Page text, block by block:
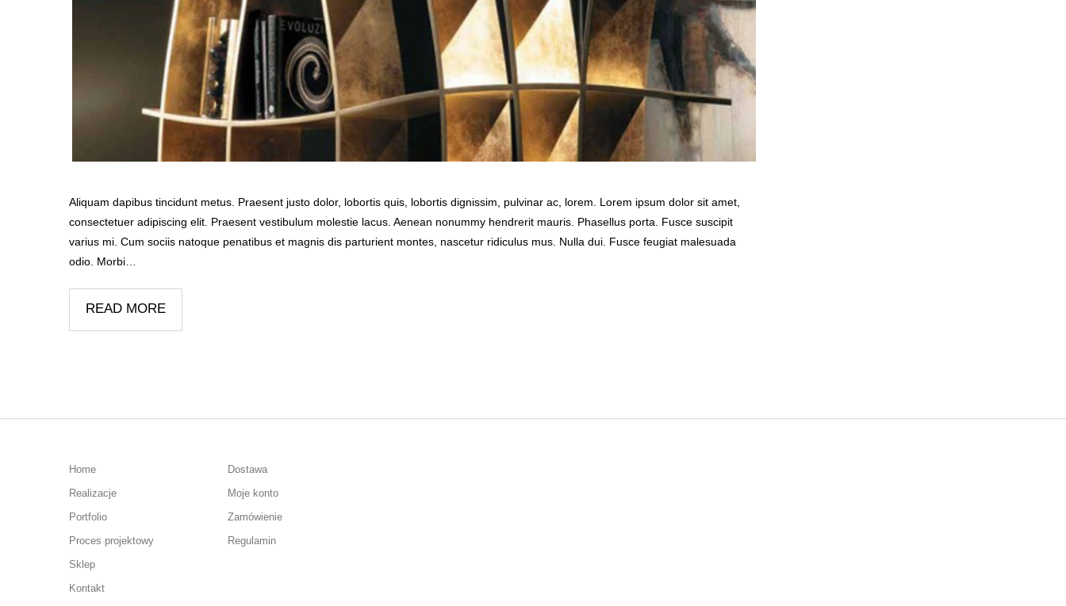
Aliquam dapibus tincidunt metus. Praesent justo dolor, lobortis quis, lobortis dignissim, pulvinar ac, lorem. Lorem ipsum dolor sit amet,
consectetuer adipiscing elit. Praesent vestibulum molestie lacus. Aenean nonummy hendrerit mauris. Phasellus porta. Fusce suscipit
varius mi. Cum sociis natoque penatibus et magnis dis parturient montes, nascetur ridiculus mus. Nulla dui. Fusce feugiat malesuada
odio. Morbi…
READ MORE
Home
Realizacje
Portfolio
Proces projektowy
Sklep
Kontakt
Dostawa
Moje konto
Zamówienie
Regulamin